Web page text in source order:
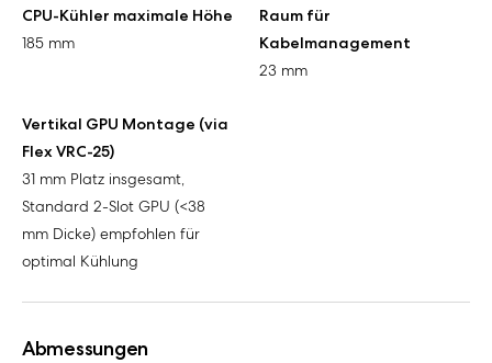
CPU-Kühler maximale Höhe
185 mm
Raum für
Kabelmanagement
23 mm
Vertikal GPU Montage (via
Flex VRC-25)
31 mm Platz insgesamt,
Standard 2-Slot GPU (<38
mm Dicke) empfohlen für
optimal Kühlung
Abmessungen